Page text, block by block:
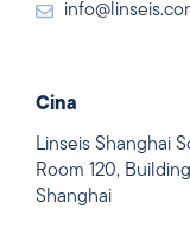
Cina
Linseis Shanghai
Room 120,
Shanghai